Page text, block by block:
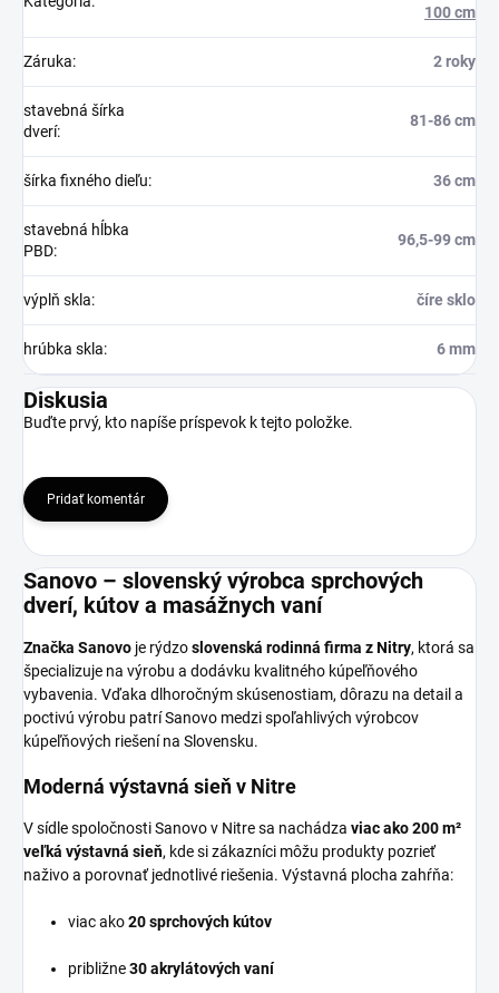
100 cm
Záruka: 2 roky
stavebná šírka
dverí:
81-86 cm
šírka fixného dieľu: 36 cm
stavebná hĺbka
PBD:
96,5-99 cm
výplň skla: číre sklo
hrúbka skla: 6 mm
Diskusia
Buďte prvý, kto napíše príspevok k tejto položke.
Pridať komentár
Sanovo – slovenský výrobca sprchových
dverí, kútov a masážnych vaní
Značka Sanovo je rýdzoslovenská rodinná firma z Nitry, ktorá sa
špecializuje na výrobu a dodávku kvalitného kúpeľňového
vybavenia. Vďaka dlhoročným skúsenostiam, dôrazu na detail a
poctivú výrobu patrí Sanovo medzi spoľahlivých výrobcov
kúpeľňových riešení na Slovensku.
Moderná výstavná sieň v Nitre
V sídle spoločnosti Sanovo v Nitre sa nachádza viac ako 200 m²
veľká výstavná sieň, kde si zákazníci môžu produkty pozrieť
naživo a porovnať jednotlivé riešenia. Výstavná plocha zahŕňa:
viac ako20 sprchových kútov
približne30 akrylátových vaní